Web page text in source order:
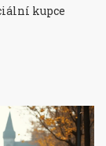
kupce